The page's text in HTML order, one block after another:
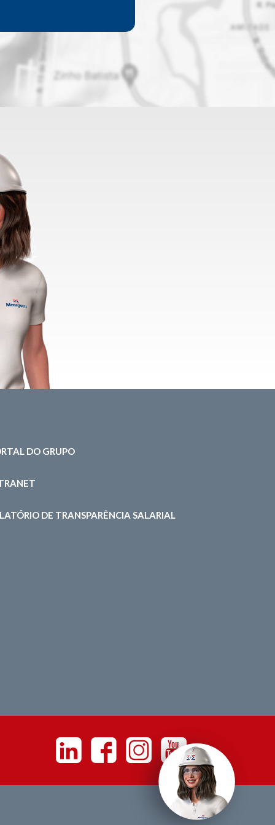
DO GRUPO
DE TRANSPARÊNCIA SALARIAL
Linkedin Facebook InstagramYoutube